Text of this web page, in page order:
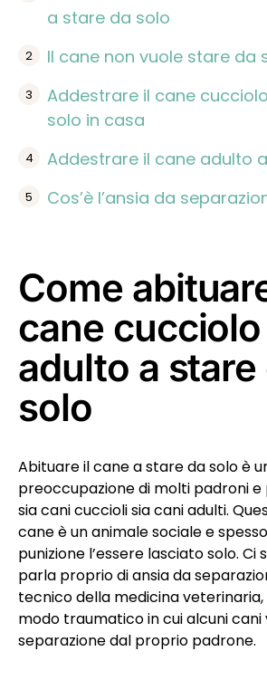
a stare da solo
Il cane non vuole stare da
Addestrare il cane
solo in casa
Addestrare il cane adulto
Cos’è l’ansia da
Come
cane
adulto a stare
solo
Abituare il cane a stare da solo è
preoccupazione di molti padroni
sia cani cuccioli sia cani adulti.
cane è un animale sociale e
punizione l’essere lasciato solo. Ci
parla proprio di ansia da
tecnico della medicina veterinaria,
modo traumatico in cui alcuni cani
separazione dal proprio padrone.